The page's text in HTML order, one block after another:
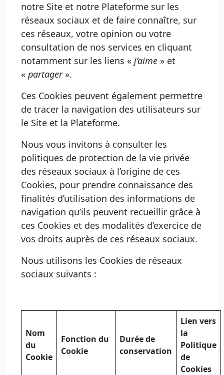
notre Site et notre Plateforme sur les
réseaux sociaux et de faire connaître, sur
ces réseaux, votre opinion ou votre
consultation de nos services en cliquant
notamment sur les liens « j’aime » et
« partager».
Ces Cookies peuvent également permettre
de tracer la navigation des utilisateurs sur
le Site et la Plateforme.
Nous vous invitons à consulter les
politiques de protection de la vie privée
des réseaux sociaux à l’origine de ces
Cookies, pour prendre connaissance des
finalités d’utilisation des informations de
navigation qu’ils peuvent recueillir grâce à
ces Cookies et des modalités d’exercice de
vos droits auprès de ces réseaux sociaux.
Nous utilisons les Cookies de réseaux
sociaux suivants :
Nom
du
Cookie
Fonction du
Cookie
Durée de
conservation
Lien vers
la
Politique
de
Cookies